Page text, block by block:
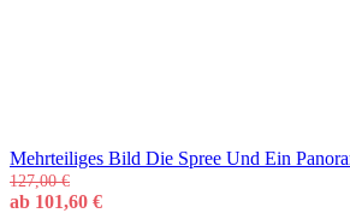
Mehrteiliges Bild Die Spree Und Ein
127,00€
ab 101,60 €